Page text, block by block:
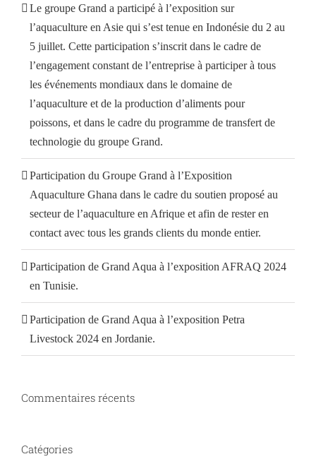
Le groupe Grand a participé à l’exposition sur
l’aquaculture en Asie qui s’est tenue en Indonésie du 2 au
5 juillet. Cette participation s’inscrit dans le cadre de
l’engagement constant de l’entreprise à participer à tous
les événements mondiaux dans le domaine de
l’aquaculture et de la production d’aliments pour
poissons, et dans le cadre du programme de transfert de
technologie du groupe Grand.
Participation du Groupe Grand à l’Exposition
Aquaculture Ghana dans le cadre du soutien proposé au
secteur de l’aquaculture en Afrique et afin de rester en
contact avec tous les grands clients du monde entier.
Participation de Grand Aqua à l’exposition AFRAQ 2024
en Tunisie.
Participation de Grand Aqua à l’exposition Petra
Livestock 2024 en Jordanie.
Commentaires récents
Catégories